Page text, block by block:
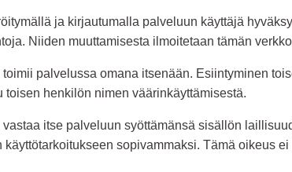
ja kirjautumalla palveluun käyttäjä
Niiden muuttamisesta ilmoitetaan tämän
toimii palvelussa omana itsenään. Esiintyminen
toisen henkilön nimen väärinkäyttämisestä.
vastaa itse palveluun syöttämänsä sisällön
käyttötarkoitukseen sopivammaksi. Tämä oikeus